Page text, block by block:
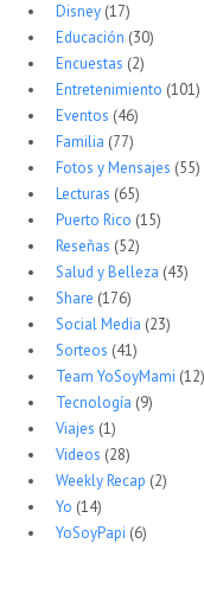
Disney(17)
Educación (30)
Encuestas (2)
Entretenimiento (101)
Eventos (46)
Familia (77)
Fotos y Mensajes (55)
Lecturas (65)
Puerto Rico (15)
Reseñas (52)
Salud y Belleza (43)
Share (176)
Social Media (23)
Sorteos (41)
Team YoSoyMami (12)
Tecnología (9)
Viajes (1)
Videos (28)
Weekly Recap (2)
Yo (14)
YoSoyPapi (6)